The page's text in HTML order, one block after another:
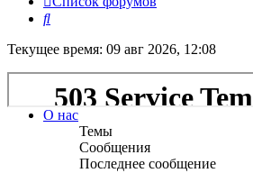
Поиск
Текущее время: 09 авг 2026, 12:08
О нас
Темы
Сообщения
Последнее сообщение